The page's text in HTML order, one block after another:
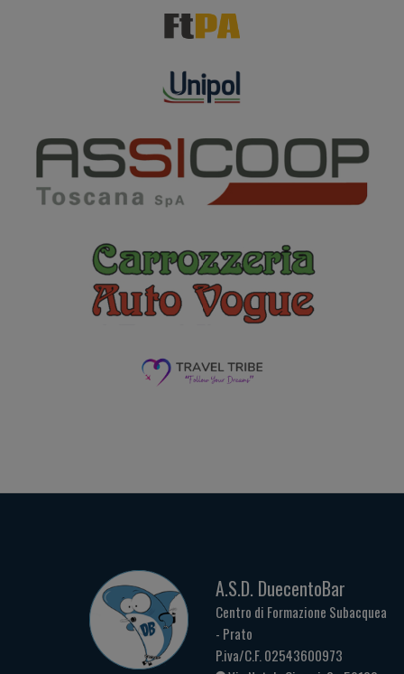
A.S.D. DuecentoBar
Centro di Formazione Subacquea
- Prato
P.iva/C.F. 02543600973